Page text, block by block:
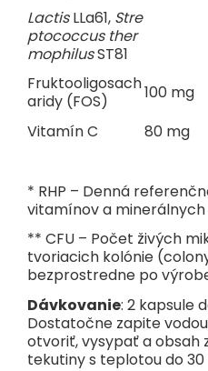
LactisLLa61, Stre
ptococcus ther
mophilusST81
Fruktooligosach
aridy (FOS)
100 mg
Vitamín C
80 mg
* RHP – Denná
vitamínov a
** CFU – Počet živých
tvoriacich kolónie
bezprostredne po
Dávkovanie: 2 kapsule
Dostatočne zapite
otvoriť, vysypať a obsah
tekutiny s teplotou do 30